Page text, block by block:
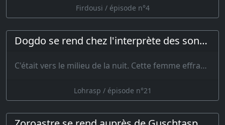
Firdousi / épisode n°4
Dogdo se rend chez l'interprète des songes
C'était vers le milieu de la nuit. Cette femme effrayée, alla trouver un vi…
Lohrasp / épisode n°21